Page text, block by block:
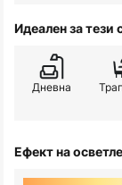
Идеален за тези
Дневна
Ефект на